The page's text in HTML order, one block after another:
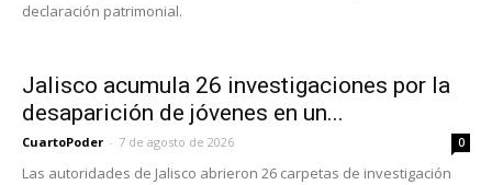
declaración patrimonial.
Jalisco acumula 26 investigaciones por la
desaparición de jóvenes en un...
CuartoPoder - 7 de agosto de 2026 0
Las autoridades de Jalisco abrieron 26 carpetas de investigación